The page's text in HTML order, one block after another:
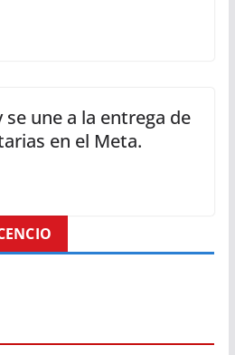
se une a la entrega de
en el Meta.